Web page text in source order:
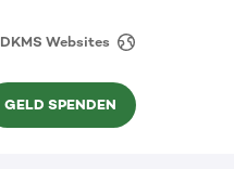
DKMS Websites
GELD SPENDEN